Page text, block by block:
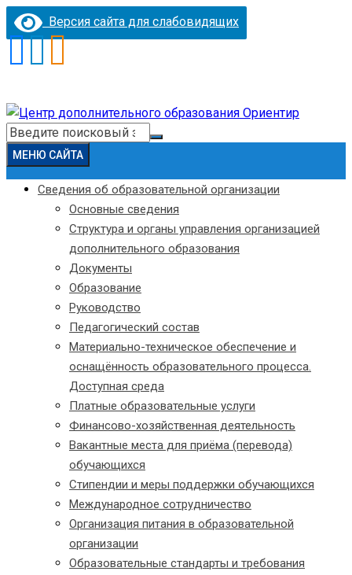
Версия сайта для слабовидящих
Перейти
к
содержимому
Искать:
МЕНЮ САЙТА
Сведения об образовательной организации
Основные сведения
Структура и органы управления организацией
дополнительного образования
Документы
Образование
Руководство
Педагогический состав
Материально-техническое обеспечение и
оснащённость образовательного процесса.
Доступная среда
Платные образовательные услуги
Финансово-хозяйственная деятельность
Вакантные места для приёма (перевода)
обучающихся
Стипендии и меры поддержки обучающихся
Международное сотрудничество
Организация питания в образовательной
организации
Образовательные стандарты и требования